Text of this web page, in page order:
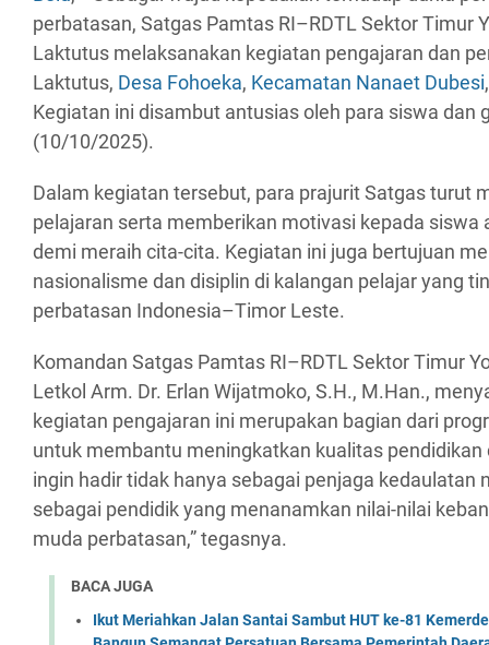
perbatasan, Satgas Pamtas RI–RDTL Sektor Timur
Laktutus melaksanakan kegiatan pengajaran dan
Laktutus, Desa Fohoeka, Kecamatan Nanaet Dubesi
Kegiatan ini disambut antusias oleh para siswa dan
(10/10/2025).
Dalam kegiatan tersebut, para prajurit Satgas turut
pelajaran serta memberikan motivasi kepada siswa
demi meraih cita-cita. Kegiatan ini juga bertujuan
nasionalisme dan disiplin di kalangan pelajar yang
perbatasan Indonesia–Timor Leste.
Komandan Satgas Pamtas RI–RDTL Sektor Timur
Letkol Arm. Dr. Erlan Wijatmoko, S.H., M.Han.,
kegiatan pengajaran ini merupakan bagian dari
untuk membantu meningkatkan kualitas pendidikan
ingin hadir tidak hanya sebagai penjaga kedaulatan
sebagai pendidik yang menanamkan nilai-nilai
muda perbatasan,” tegasnya.
BACA JUGA
Ikut Meriahkan Jalan Santai Sambut HUT ke-81